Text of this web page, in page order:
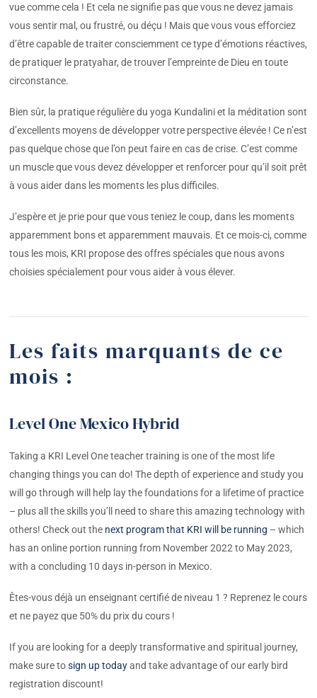
vue comme cela ! Et cela ne signifie pas que vous ne devez jamais
vous sentir mal, ou frustré, ou déçu ! Mais que vous vous efforciez
d’être capable de traiter consciemment ce type d’émotions réactives,
de pratiquer le pratyahar, de trouver l’empreinte de Dieu en toute
circonstance.
Bien sûr, la pratique régulière du yoga Kundalini et la méditation sont
d’excellents moyens de développer votre perspective élevée ! Ce n’est
pas quelque chose que l’on peut faire en cas de crise. C’est comme
un muscle que vous devez développer et renforcer pour qu’il soit prêt
à vous aider dans les moments les plus difficiles.
J’espère et je prie pour que vous teniez le coup, dans les moments
apparemment bons et apparemment mauvais. Et ce mois-ci, comme
tous les mois, KRI propose des offres spéciales que nous avons
choisies spécialement pour vous aider à vous élever.
Les faits marquants de ce
mois :
Level One Mexico Hybrid
Taking a KRI Level One teacher training is one of the most life
changing things you can do! The depth of experience and study you
will go through will help lay the foundations for a lifetime of practice
– plus all the skills you’ll need to share this amazing technology with
others! Check out the next program that KRI will be running – which
has an online portion running from November 2022 to May 2023,
with a concluding 10 days in-person in Mexico.
Êtes-vous déjà un enseignant certifié de niveau 1 ? Reprenez le cours
et ne payez que 50% du prix du cours !
If you are looking for a deeply transformative and spiritual journey,
make sure tosign up todayand take advantage of our early bird
registration discount!